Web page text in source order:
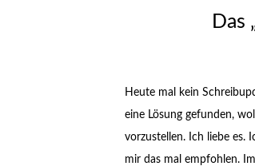
Das
Heute mal kein
eine Lösung gefunden,
vorzustellen. Ich liebe es.
mir das mal empfohlen.